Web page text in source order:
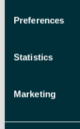
Preferences
Statistics
Marketing
Du kjeder
barer